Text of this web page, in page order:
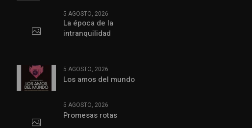
5 AGOSTO, 2026
La época de la
intranquilidad
5 AGOSTO, 2026
Los amos del mundo
5 AGOSTO, 2026
Promesas rotas